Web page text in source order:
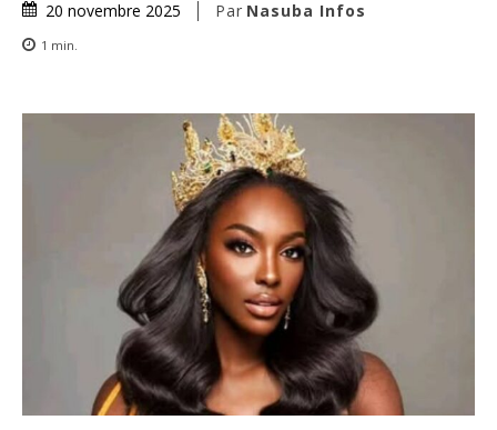
20 novembre 2025 Par Nasuba Infos
1 min.